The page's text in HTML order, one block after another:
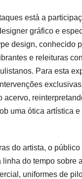
está a
gráfico e
design, conhecido
e releituras
Para esta
acervo,
uma ótica artística
do artista, o público
linha do tempo sobre
uniformes de